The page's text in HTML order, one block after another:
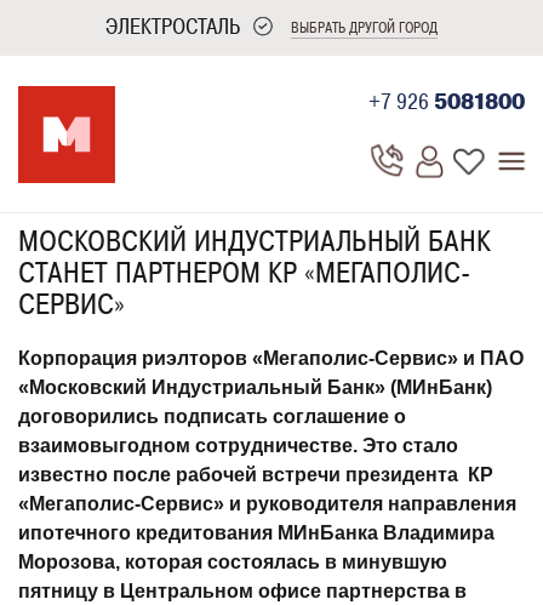
ЭЛЕКТРОСТАЛЬ ВЫБРАТЬ ДРУГОЙ ГОРОД
+7 926 5081800
МОСКОВСКИЙ ИНДУСТРИАЛЬНЫЙ БАНК
СТАНЕТ ПАРТНЕРОМ КР «МЕГАПОЛИС-
СЕРВИС»
Корпорация риэлторов «Мегаполис-Сервис» и ПАО
«Московский Индустриальный Банк» (МИнБанк)
договорились подписать соглашение о
взаимовыгодном сотрудничестве. Это стало
известно после рабочей встречи президента КР
«Мегаполис-Сервис» и руководителя направления
ипотечного кредитования МИнБанка Владимира
Морозова, которая состоялась в минувшую
пятницу в Центральном офисе партнерства в